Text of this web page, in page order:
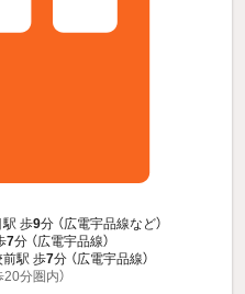
駅 歩9分 （広電宇品線など）
7分 （広電宇品線）
前駅 歩7分 （広電宇品線）
分圏内）